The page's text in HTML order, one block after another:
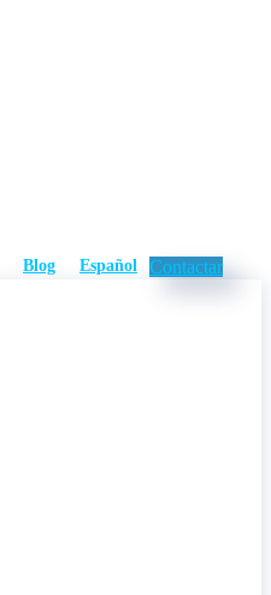
Blog Español Contactar